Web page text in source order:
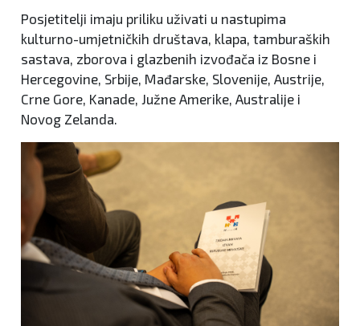
Posjetitelji imaju priliku uživati u nastupima
kulturno-umjetničkih društava, klapa, tamburaških
sastava, zborova i glazbenih izvođača iz Bosne i
Hercegovine, Srbije, Mađarske, Slovenije, Austrije,
Crne Gore, Kanade, Južne Amerike, Australije i
Novog Zelanda.